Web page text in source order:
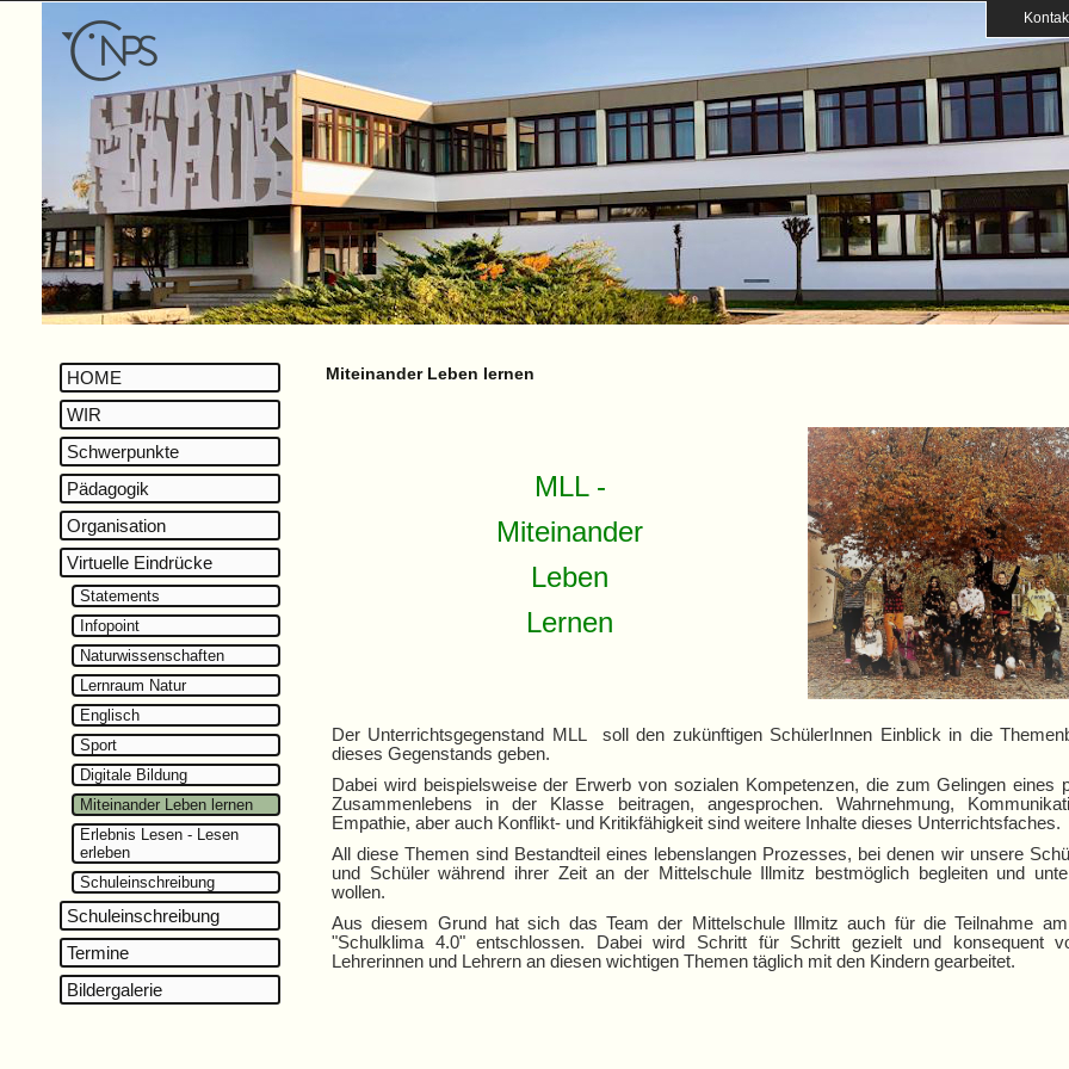
HOME
WIR
Schwerpunkte
Pädagogik
Organisation
Virtuelle Eindrücke
Statements
Infopoint
Naturwissenschaften
Lernraum Natur
Englisch
Sport
Digitale Bildung
Miteinander Leben lernen
Erlebnis Lesen - Lesen
erleben
Schuleinschreibung
Schuleinschreibung
Termine
Bildergalerie
Miteinander Leben lernen
MLL -
Miteinander
Leben
Lernen
Der Unterrichtsgegenstand MLL soll den zukünftigen SchülerInnen Einblick in die
dieses Gegenstands geben.
Dabei wird beispielsweise der Erwerb von sozialen Kompetenzen, die zum Gelingen eines
Zusammenlebens in der Klasse beitragen, angesprochen. Wahrnehmung,
Empathie, aber auch Konflikt- und Kritikfähigkeit sind weitere Inhalte dieses Unterrichtsfaches.
All diese Themen sind Bestandteil eines lebenslangen Prozesses, bei denen wir unsere
und Schüler während ihrer Zeit an der Mittelschule Illmitz bestmöglich begleiten und
wollen.
Aus diesem Grund hat sich das Team der Mittelschule Illmitz auch für die Teilnahme
"Schulklima 4.0" entschlossen. Dabei wird Schritt für Schritt gezielt und konsequent
Lehrerinnen und Lehrern an diesen wichtigen Themen täglich mit den Kindern gearbeitet.